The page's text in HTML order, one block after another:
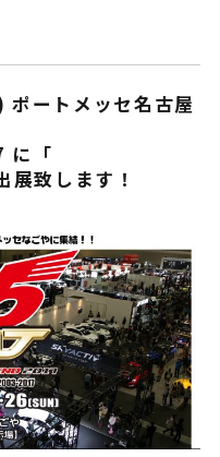
る
見る
ートメッセ名古屋
に「
展致します！